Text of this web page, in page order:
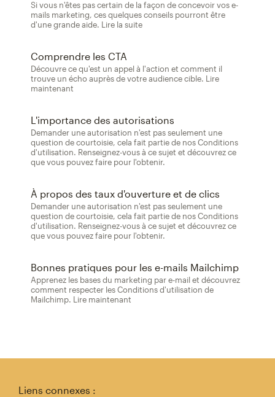
Si vous n'êtes pas certain de la façon de concevoir vos e-
mails marketing, ces quelques conseils pourront être
d'une grande aide. Lire la suite
Comprendre les CTA
Découvre ce qu'est un appel à l'action et comment il
trouve un écho auprès de votre audience cible. Lire
maintenant
L'importance des autorisations
Demander une autorisation n'est pas seulement une
question de courtoisie, cela fait partie de nos Conditions
d'utilisation. Renseignez-vous à ce sujet et découvrez ce
que vous pouvez faire pour l'obtenir.
À propos des taux d'ouverture et de clics
Demander une autorisation n'est pas seulement une
question de courtoisie, cela fait partie de nos Conditions
d'utilisation. Renseignez-vous à ce sujet et découvrez ce
que vous pouvez faire pour l'obtenir.
Bonnes pratiques pour les e-mails Mailchimp
Apprenez les bases du marketing par e-mail et découvrez
comment respecter les Conditions d'utilisation de
Mailchimp. Lire maintenant
Liens connexes :